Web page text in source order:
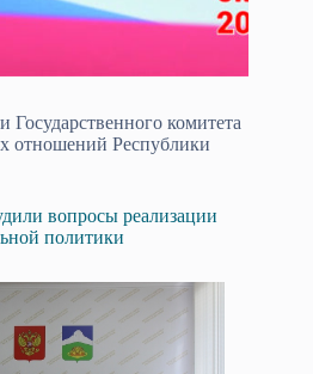
Государственного комитета
отношений Республики
вопросы реализации
политики